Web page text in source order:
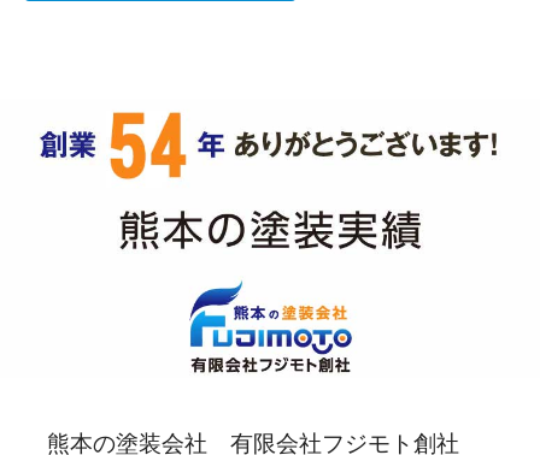
熊本の塗装会社 有限会社フジモト創社